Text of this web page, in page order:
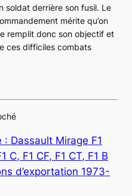
soldat derrière son fusil. Le
mérite qu’on
remplit donc son objectif et
ces difficiles combats
: Dassault Mirage F1
C, F1 CF, F1 CT, F1 B
d’exportation 1973-